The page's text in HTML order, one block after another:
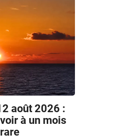
août 2026 :
à un mois